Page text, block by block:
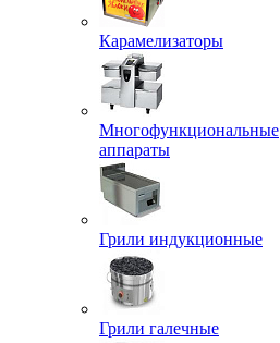
Карамелизаторы
Многофункциональные
аппараты
Грили индукционные
Грили галечные